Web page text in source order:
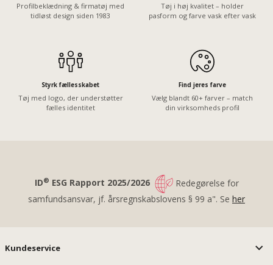
Profilbeklædning & firmatøj med
tidløst design siden 1983
Tøj i høj kvalitet – holder
pasform og farve vask efter vask
Styrk fællesskabet
Tøj med logo, der understøtter
fælles identitet
Find jeres farve
Vælg blandt 60+ farver – match
din virksomheds profil
ID® ESG Rapport 2025/2026
Redegørelse for
samfundsansvar, jf. årsregnskabslovens § 99 a". Se her
Kundeservice